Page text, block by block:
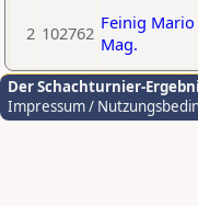
2 102762 Feinig Mario
Mag.
Der Schachturnier-
Impressum /